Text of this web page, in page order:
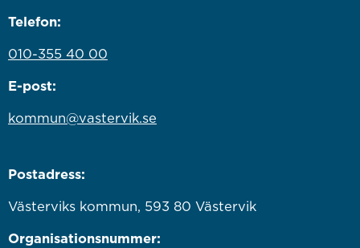
Telefon:
010-355 40 00
E-post:
kommun@vastervik.se
Postadress:
Västerviks kommun, 593 80 Västervik
Organisationsnummer: